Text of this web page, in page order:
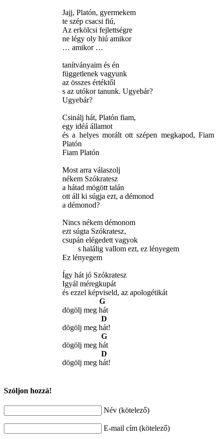
Jajj, Platón, gyermekem
te szép csacsi fiú,
Az erkölcsi fejlettségre
ne légy oly hiú amikor
… amikor …
tanítványaim és én
függetlenek vagyunk
az összes értéktől
s az utókor tanunk. Ugyebár?
Ugyebár?
Csinálj hát, Platón fiam,
egy idéá államot
és a helyes morált ott szépen megkapod, Fiam
Platón
Fiam Platón
Most arra válaszolj
nékem Szókratesz
a hátad mögött talán
ott áll ki súgja ezt, a démonod
a démonod?
Nincs nékem démonom
ezt súgta Szókratesz,
csupán elégedett vagyok
s halálig vallom ezt, ez lényegem
Ez lényegem
Így hát jó Szókratesz
Igyál méregkupát
és ezzel képviseld, az apologétikát
G
dögölj meg hát
D
dögölj meg hát!
G
dögölj meg hát
D
dögölj meg hát!
Szóljon hozzá!
Név (kötelező)
E-mail cím (kötelező)